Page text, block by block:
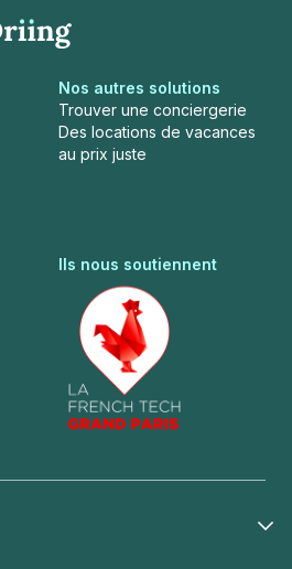
Nos autres solutions
Trouver une conciergerie
Des locations de vacances
au prix juste
Ils nous soutiennent